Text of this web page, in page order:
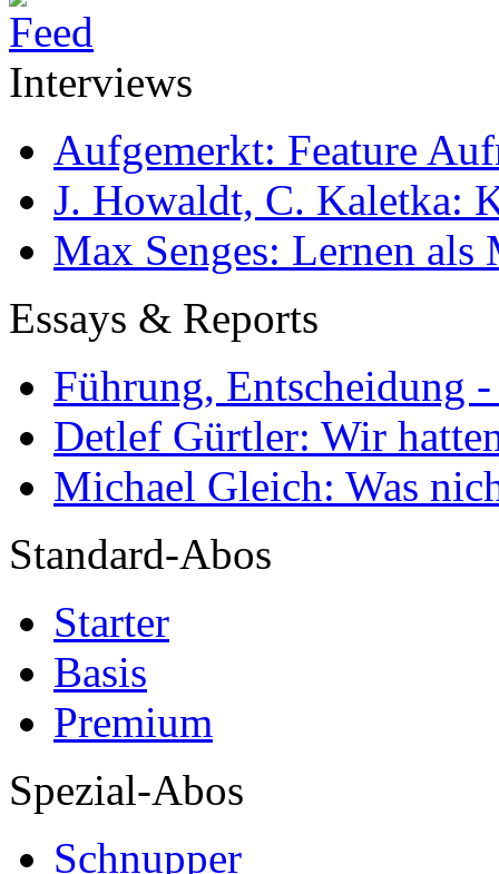
Interviews
Aufgemerkt: Feature
J. Howaldt, C. Kaletka:
Max Senges: Lernen als
Essays & Reports
Führung, Entscheidung
Detlef Gürtler: Wir
Michael Gleich: Was
Standard-Abos
Starter
Basis
Premium
Spezial-Abos
Schnupper